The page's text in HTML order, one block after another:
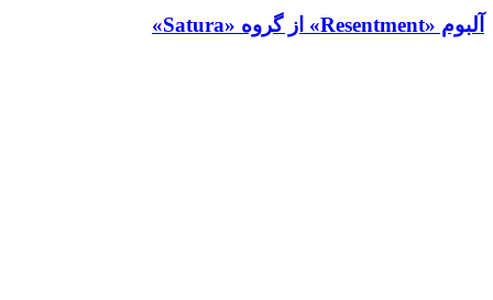
آلبوم «Resentment» از گروه «Satura»